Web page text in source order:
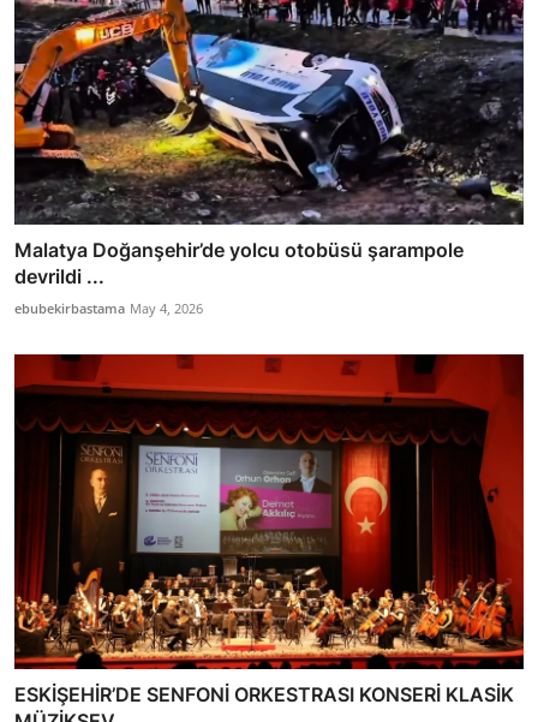
Malatya Doğanşehir’de yolcu otobüsü şarampole
devrildi ...
ebubekirbastama May 4, 2026
ESKİŞEHİR’DE SENFONİ ORKESTRASI KONSERİ KLASİK